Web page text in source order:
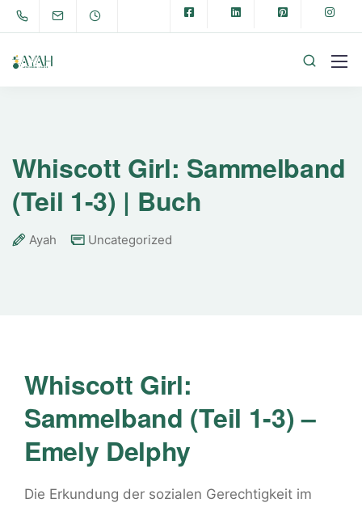
Whiscott Girl: Sammelband
(Teil 1-3) | Buch
Ayah Uncategorized
Whiscott Girl:
Sammelband (Teil 1-3) –
Emely Delphy
Die Erkundung der sozialen Gerechtigkeit im